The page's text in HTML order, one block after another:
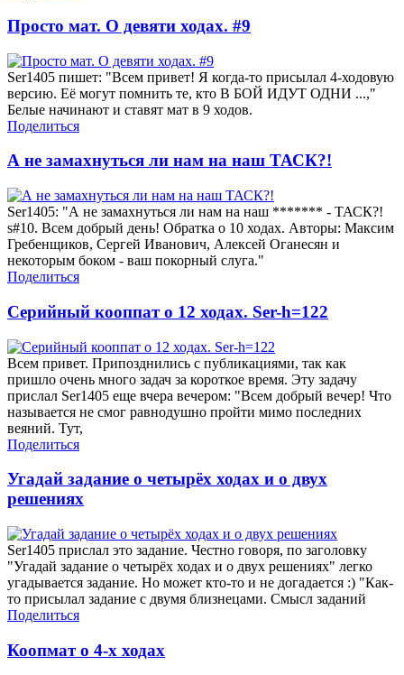
Просто мат. О девяти ходах. #9
Ser1405 пишет: "Всем привет! Я когда-то присылал 4-ходовую
версию. Её могут помнить те, кто В БОЙ ИДУТ ОДНИ ...,"
Белые начинают и ставят мат в 9 ходов.
Поделиться
А не замахнуться ли нам на наш ТАСК?!
Ser1405: "А не замахнуться ли нам на наш ******* - ТАСК?!
s#10. Всем добрый день! Обратка о 10 ходах. Авторы: Максим
Гребенщиков, Сергей Иванович, Алексей Оганесян и
некоторым боком - ваш покорный слуга."
Поделиться
Серийный кооппат о 12 ходах. Ser-h=122
Всем привет. Припозднились с публикациями, так как
пришло очень много задач за короткое время. Эту задачу
прислал Ser1405 еще вчера вечером: "Всем добрый вечер! Что
называется не смог равнодушно пройти мимо последних
веяний. Тут,
Поделиться
Угадай задание о четырёх ходах и о двух
решениях
Ser1405 прислал это задание. Честно говоря, по заголовку
"Угадай задание о четырёх ходах и о двух решениях" легко
угадывается задание. Но может кто-то и не догадается :) "Как-
то присылал задание с двумя близнецами. Смысл заданий
Поделиться
Коопмат о 4-х ходах